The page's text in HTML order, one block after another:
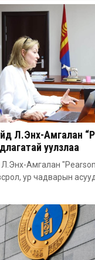
Л.Энх-Амгалан
уулзлаа
Амгалан
ур чадварын